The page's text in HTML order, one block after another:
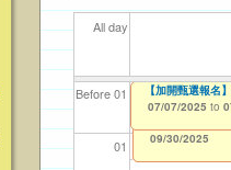
All day
Before 01
01
【資網處】
整合系統～表單
12/31/2027
我愛銘傳我愛養
校區)
09/30/2025
【財
11/
【財
11/
114
04/
114
02/
【加開甄選報名
07/07/2025 to